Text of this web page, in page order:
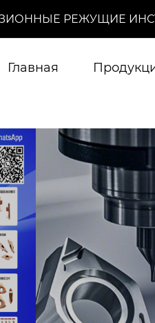
РЕЖУЩИЕ
Главная